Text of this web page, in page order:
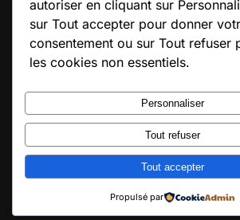
SIREN :353 794 936
SIRET : 353 794 936 00016
Adresse :10 Rue de l’Étang, 79190 Caunay
E-mail : solutions@confort-chauffage-
Hébergeur :IONOS – https://www.ionos.fr
Horaires :
Lun – Sam : 8h – 18h
© Confort Chauffage Expert 2020
Site conçu avec soin par Confort Chauffage
autoriser en cliquant sur
sur Tout accepter pour donner
consentement ou sur Tout refuser
les cookies non essentiels.
Personnaliser
Tout refuser
Tout accepter
Propulsé par